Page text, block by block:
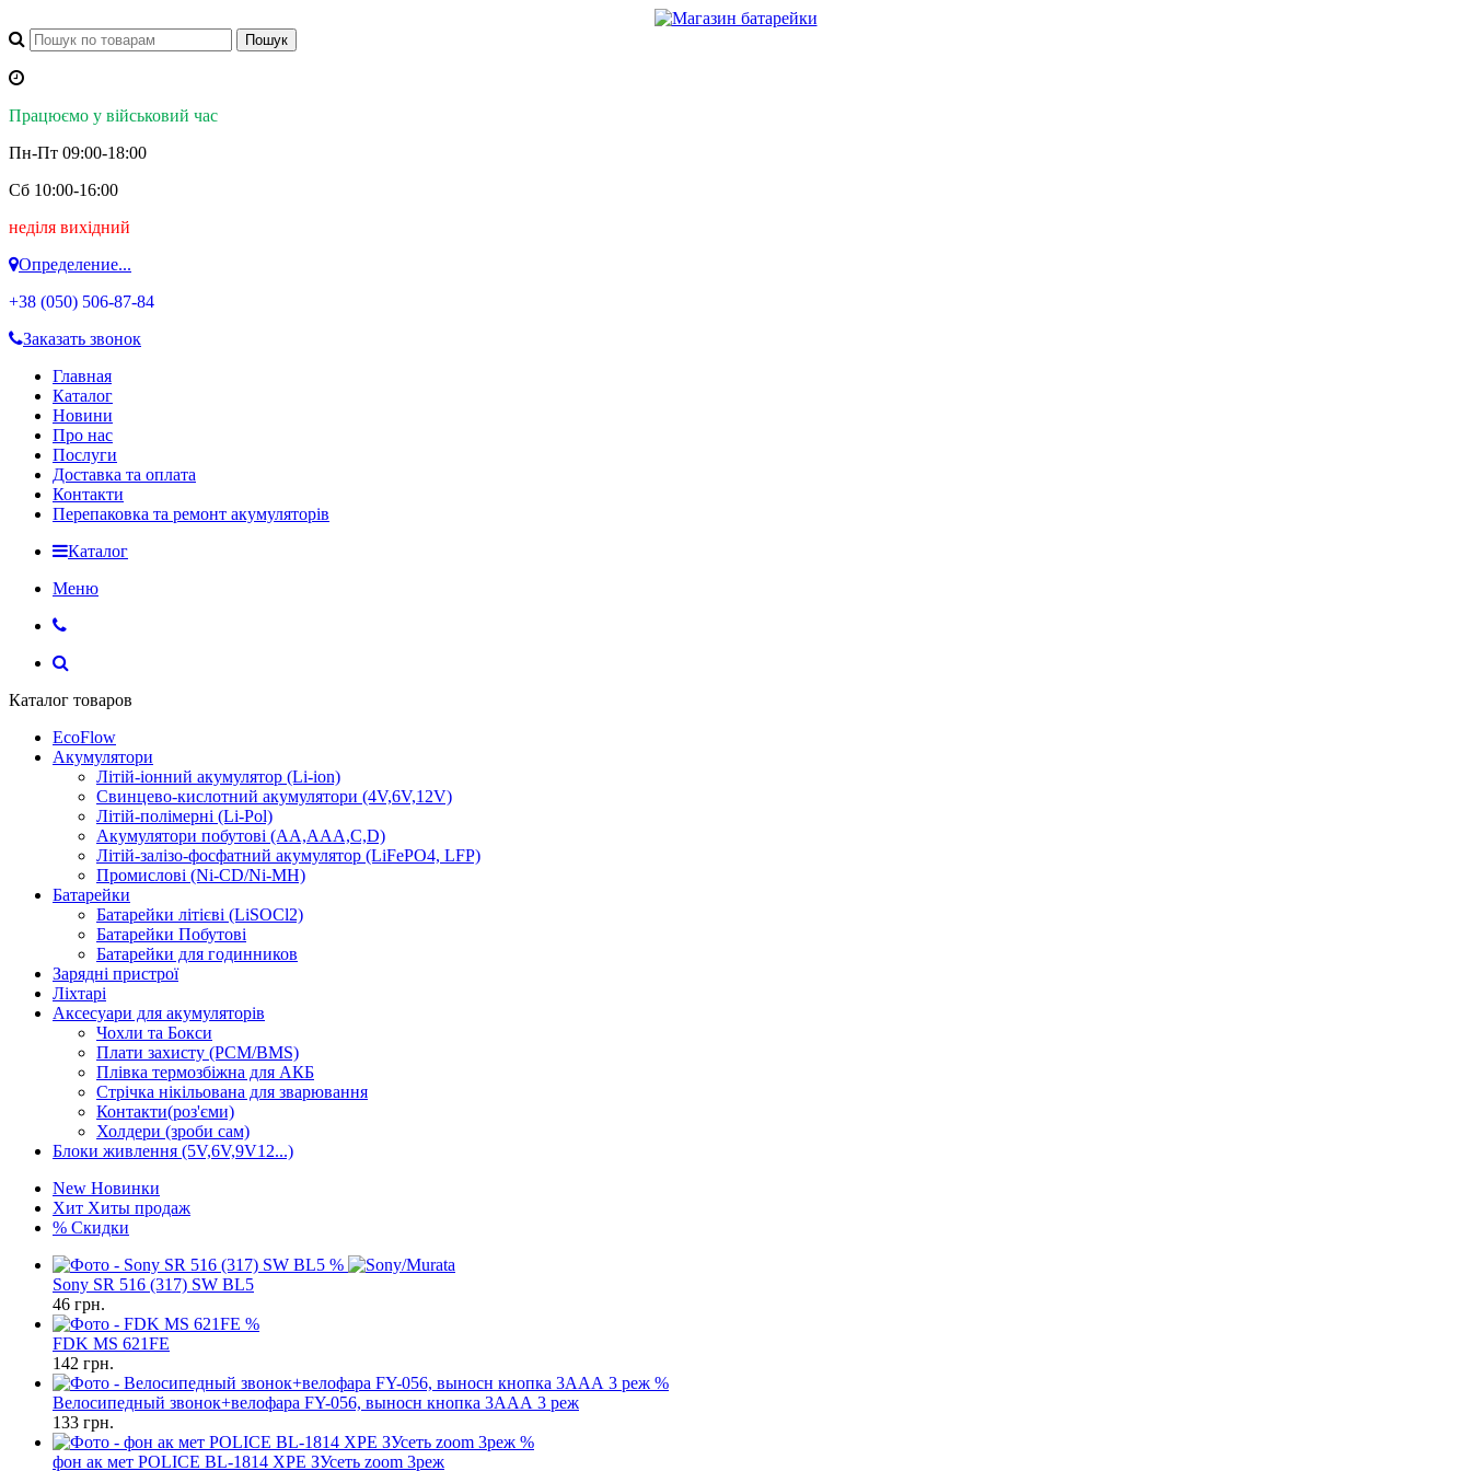
Працюємо у військовий час
Пн-Пт 09:00-18:00
Сб 10:00-16:00
неділя вихідний
Определение...
+38 (050) 506-87-84
Заказать звонок
Главная
Каталог
Новини
Про нас
Послуги
Доставка та оплата
Контакти
Перепаковка та ремонт акумуляторів
Каталог
Меню
Каталог товаров
EcoFlow
Акумулятори
Літій-іонний акумулятор (Li-ion)
Свинцево-кислотний акумулятори (4V,6V,12V)
Літій-полімерні (Li-Pol)
Акумулятори побутові (AA,AAA,C,D)
Літій-залізо-фосфатний акумулятор (LiFePO4, LFP)
Промислові (Ni-CD/Ni-MH)
Батарейки
Батарейки літієві (LiSOCl2)
Батарейки Побутові
Батарейки для годинников
Зарядні пристрої
Ліхтарі
Аксесуари для акумуляторів
Чохли та Бокси
Плати захисту (PCM/BMS)
Плівка термозбіжна для АКБ
Стрічка нікільована для зварювання
Контакти(роз'єми)
Холдери (зроби сам)
Блоки живлення (5V,6V,9V12...)
New Новинки
Хит Хиты продаж
% Скидки
%
Sony SR 516 (317) SW BL5
46 грн.
%
FDK MS 621FE
142 грн.
%
Велосипедный звонок+велофара FY-056, выносн кнопка 3ААА 3 реж
133 грн.
%
фон ак мет POLICE BL-1814 XPE ЗУсеть zoom 3реж